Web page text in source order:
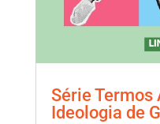
Série Termos
Ideologia de